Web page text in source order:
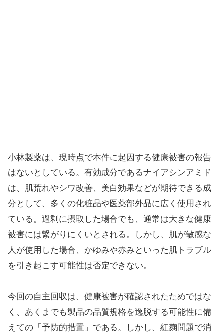
小林製薬は、現時点で本件に起因する健康被害の報告
はないとしている。有効成分であるナイアシンアミド
は、肌荒れやシワ改善、美白効果などが期待できる成
分として、多くの化粧品や医薬部外品に広く使用され
ている。過剰に摂取した場合でも、通常は大きな健康
被害には繋がりにくいとされる。しかし、肌が敏感な
人が使用した場合、かゆみや赤みといった肌トラブル
を引き起こす可能性は否定できない。
今回の自主回収は、健康被害が確認されたためではな
く、あくまでも製品の品質規格を逸脱する可能性に備
えての「予防的措置」である。しかし、紅麹問題で消